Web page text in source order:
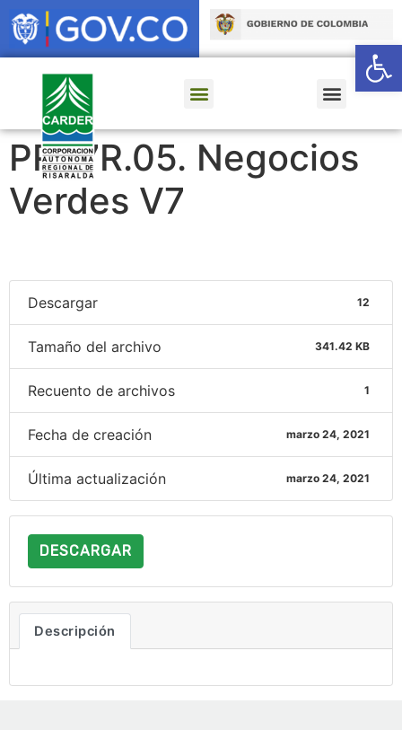
PR.17R.05. Negocios
Verdes V7
Descargar 12
Tamaño del archivo 341.42 KB
Recuento de archivos 1
Fecha de creación marzo 24, 2021
Última actualización marzo 24, 2021
DESCARGAR
Descripción